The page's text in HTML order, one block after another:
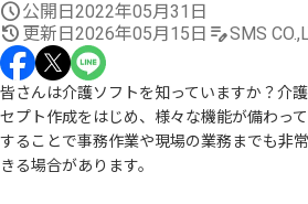
公開日 2022年05月31日
更新日 2026年05月15日 SMS
皆さんは介護ソフトを知っていますか？介
セプト作成をはじめ、様々な機能が備わっ
することで事務作業や現場の業務までも非
きる場合があります。